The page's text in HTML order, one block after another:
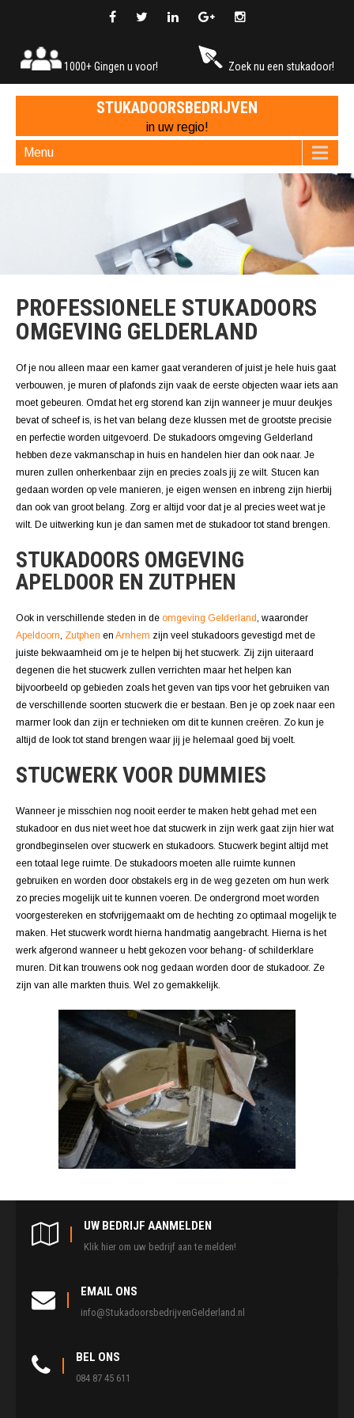
1000+ Gingen u voor! Zoek nu een stukadoor!
STUKADOORSBEDRIJVEN
in uw regio!
Menu
PROFESSIONELE STUKADOORS
OMGEVING GELDERLAND
Of je nou alleen maar een kamer gaat veranderen of juist je hele huis gaat
verbouwen, je muren of plafonds zijn vaak de eerste objecten waar iets aan
moet gebeuren. Omdat het erg storend kan zijn wanneer je muur deukjes
bevat of scheef is, is het van belang deze klussen met de grootste precisie
en perfectie worden uitgevoerd. De stukadoors omgeving Gelderland
hebben deze vakmanschap in huis en handelen hier dan ook naar. Je
muren zullen onherkenbaar zijn en precies zoals jij ze wilt. Stucen kan
gedaan worden op vele manieren, je eigen wensen en inbreng zijn hierbij
dan ook van groot belang. Zorg er altijd voor dat je al precies weet wat je
wilt. De uitwerking kun je dan samen met de stukadoor tot stand brengen.
STUKADOORS OMGEVING
APELDOOR EN ZUTPHEN
Ook in verschillende steden in de omgeving Gelderland, waaronder
Apeldoorn, Zutphen en Arnhem zijn veel stukadoors gevestigd met de
juiste bekwaamheid om je te helpen bij het stucwerk. Zij zijn uiteraard
degenen die het stucwerk zullen verrichten maar het helpen kan
bijvoorbeeld op gebieden zoals het geven van tips voor het gebruiken van
de verschillende soorten stucwerk die er bestaan. Ben je op zoek naar een
marmer look dan zijn er technieken om dit te kunnen creëren. Zo kun je
altijd de look tot stand brengen waar jij je helemaal goed bij voelt.
STUCWERK VOOR DUMMIES
Wanneer je misschien nog nooit eerder te maken hebt gehad met een
stukadoor en dus niet weet hoe dat stucwerk in zijn werk gaat zijn hier wat
grondbeginselen over stucwerk en stukadoors. Stucwerk begint altijd met
een totaal lege ruimte. De stukadoors moeten alle ruimte kunnen
gebruiken en worden door obstakels erg in de weg gezeten om hun werk
zo precies mogelijk uit te kunnen voeren. De ondergrond moet worden
voorgestereken en stofvrijgemaakt om de hechting zo optimaal mogelijk te
maken. Het stucwerk wordt hierna handmatig aangebracht. Hierna is het
werk afgerond wanneer u hebt gekozen voor behang- of schilderklare
muren. Dit kan trouwens ook nog gedaan worden door de stukadoor. Ze
zijn van alle markten thuis. Wel zo gemakkelijk.
UW BEDRIJF AANMELDEN
Klik hier om uw bedrijf aan te melden!
EMAIL ONS
info@StukadoorsbedrijvenGelderland.nl
BEL ONS
084 87 45 611